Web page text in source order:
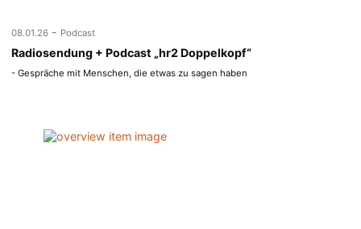
08.01.26 - Podcast
Radiosendung + Podcast „hr2 Doppelkopf“
- Gespräche mit Menschen, die etwas zu sagen haben